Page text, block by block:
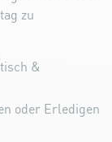
zu
&
oder Erledigen